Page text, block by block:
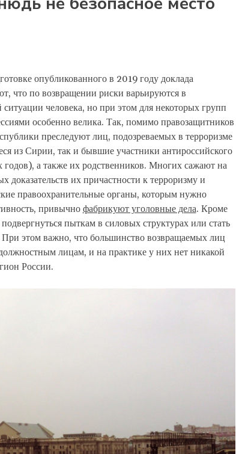
опубликованного в 2019 году доклада
что по возвращении риски варьируются в
человека, но при этом для некоторых групп
особенно велика. Так, помимо правозащитников
преследуют лиц, подозреваемых в терроризме
из Сирии, так и бывшие участники антироссийского
а также их родственников. Многих сажают на
доказательств их причастности к терроризму и
правоохранительные органы, которым нужно
привычно фабрикуют уголовные дела. Кроме
пыткам в силовых структурах или стать
этом важно, что большинство возвращаемых лиц
лицам, и на практике у них нет никакой
России.